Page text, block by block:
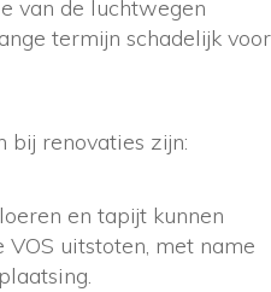
van de luchtwegen
termijn schadelijk voor
bij renovaties zijn:
en tapijt kunnen
uitstoten, met name